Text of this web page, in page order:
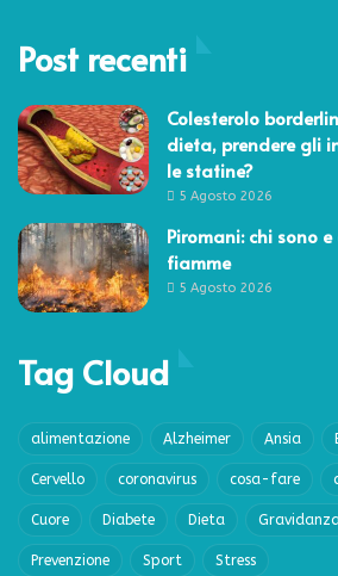
Post recenti
Colesterolo
dieta, prendere gli
le statine?
5 Agosto 2026
Piromani: chi sono
fiamme
5 Agosto 2026
Tag Cloud
alimentazione Alzheimer Ansia
Cervello coronavirus cosa-fare
Cuore Diabete Dieta
Prevenzione Sport Stress